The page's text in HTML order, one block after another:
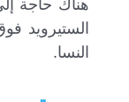
هناك حاجة
الستيرويد
النسا.